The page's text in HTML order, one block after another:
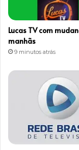
Lucas TV com
manhãs
9 minutos atrás